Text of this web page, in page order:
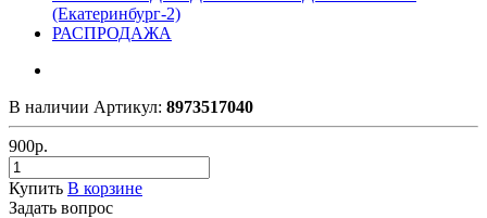
(Екатеринбург-2)
РАСПРОДАЖА
В наличии Артикул: 8973517040
900р.
Купить В корзине
Задать вопрос